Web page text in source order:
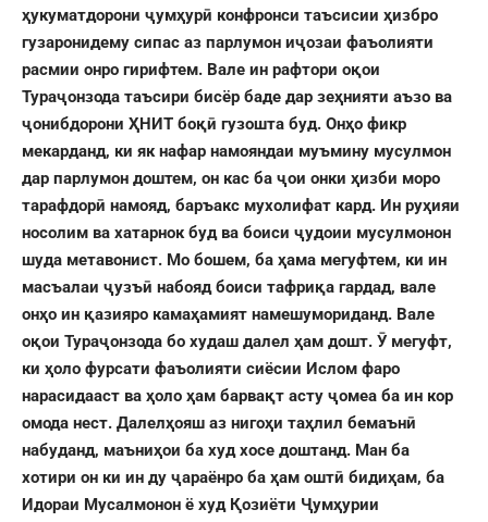
ҳукуматдорони ҷумҳурӣ конфронси таъсисии ҳизбро
гузаронидему сипас аз парлумон иҷозаи фаъолияти
расмии онро гирифтем. Вале ин рафтори оқои
Тураҷонзода таъсири бисёр баде дар зеҳнияти аъзо ва
ҷонибдорони ҲНИТ боқӣ гузошта буд. Онҳо фикр
мекарданд, ки як нафар намояндаи муъмину мусулмон
дар парлумон доштем, он кас ба ҷои онки ҳизби моро
тарафдорӣ намояд, баръакс мухолифат кард. Ин руҳияи
носолим ва хатарнок буд ва боиси ҷудоии мусулмонон
шуда метавонист. Мо бошем, ба ҳама мегуфтем, ки ин
масъалаи ҷузъӣ набояд боиси тафриқа гардад, вале
онҳо ин қазияро камаҳамият намешумориданд. Вале
оқои Тураҷонзода бо худаш далел ҳам дошт. Ӯ мегуфт,
ки ҳоло фурсати фаъолияти сиёсии Ислом фаро
нарасидааст ва ҳоло ҳам барвақт асту ҷомеа ба ин кор
омода нест. Далелҳояш аз нигоҳи таҳлил бемаънӣ
набуданд, маъниҳои ба худ хосе доштанд. Ман ба
хотири он ки ин ду ҷараёнро ба ҳам оштӣ бидиҳам, ба
Идораи Мусалмонон ё худ Қозиёти Ҷумҳурии